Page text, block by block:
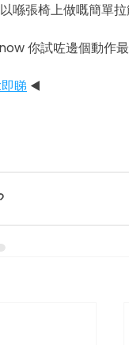
喺張椅上做嘅簡單
你試咗邊個動作
睇 ◀️